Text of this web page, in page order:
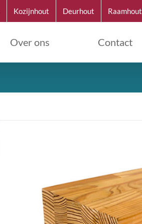
Kozijnhout Deurhout Raamhout
Over ons Contact
DETAILS